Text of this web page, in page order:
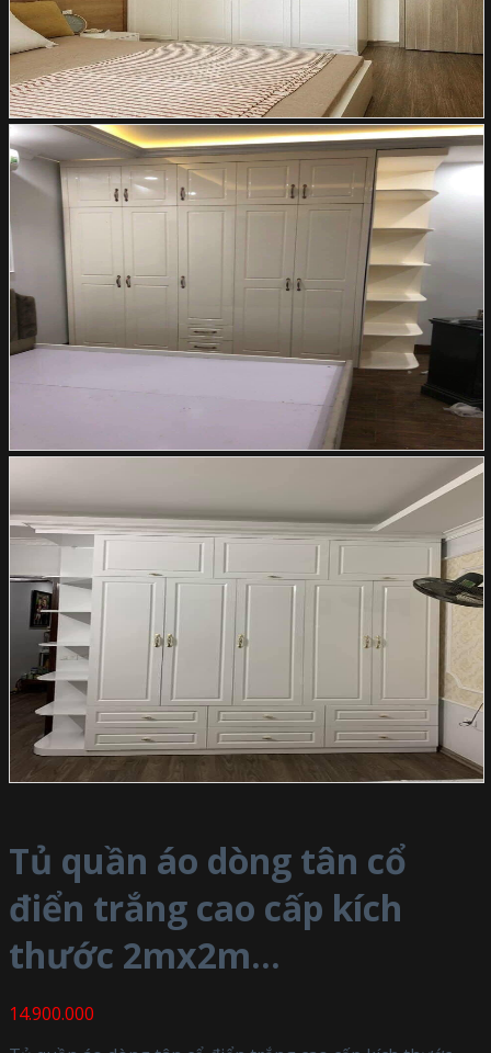
Tủ quần áo dòng tân cổ
điển trắng cao cấp kích
thước 2mx2m...
14.900.000